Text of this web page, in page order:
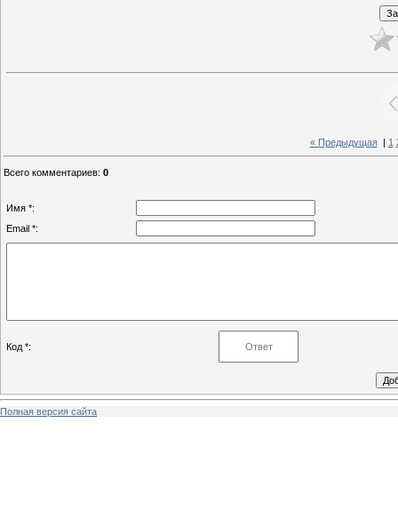
« Предыдущая| 1
Всего комментариев: 0
Имя *:
Email *:
Код *:
Полная версия сайта